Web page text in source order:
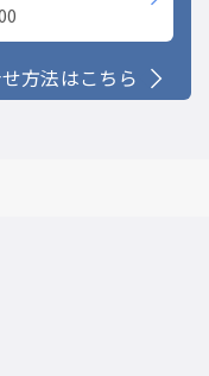
方法はこちら